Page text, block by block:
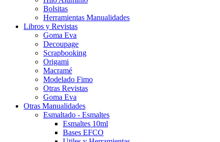
Bolsitas
Herramientas Manualidades
Libros y Revistas
Goma Eva
Decoupage
Scrapbooking
Origami
Macramé
Modelado Fimo
Otras Revistas
Goma Eva
Otras Manualidades
Esmaltado - Esmaltes
Esmaltes 10ml
Bases EFCO